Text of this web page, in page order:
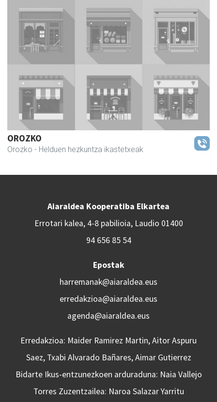
OROZKO
Orozko - Helduen hezkuntza ikastetxeak
Aiaraldea Kooperatiba Elkartea
Errotari kalea, 4-8 pabilioia, Laudio 01400
94 656 85 54
Epostak
harremanak@aiaraldea.eus
erredakzioa@aiaraldea.eus
agenda@aiaraldea.eus
Erredakzioa: Maider Ramirez Martin, Aitor Aspuru
Saez, Txabi Alvarado Bañares, Aimar Gutierrez
Bidarte Ikus-entzunezkoen arduraduna: Naia Vallejo
Torres Zuzentzailea: Naroa Salazar Yarritu